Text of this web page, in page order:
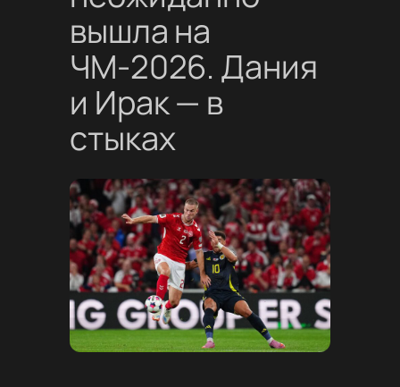
вышла на
ЧМ-2026. Дания
и Ирак — в
стыках